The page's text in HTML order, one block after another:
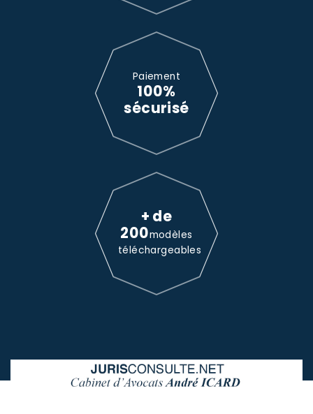
Paiement
100%
sécurisé
+ de
200modèles
téléchargeables